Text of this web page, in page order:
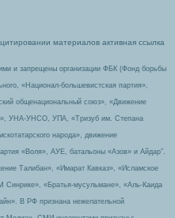
материалов активная ссылка
и запрещены организации ФБК (Фонд борьбы
«Национал-большевистская партия»,
общенациональный союз», «Движение
УНА-УНСО, УПА, «Тризуб им. Степана
народа», движение
«Воля», АУЕ, батальоны «Азов» и Айдар″.
Талибан», «Имарат Кавказ», «Исламское
«Братья-мусульмане», «Аль-Каида
В РФ признана нежелательной